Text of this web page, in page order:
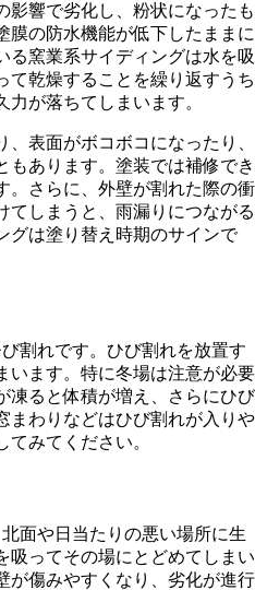
影響で劣化し、粉状になったも
膜の防水機能が低下したままに
る窯業系サイディングは水を吸
て乾燥することを繰り返すうち
が落ちてしまいます。
表面がボコボコになったり、
もあります。塗装では補修でき
。さらに、外壁が割れた際の衝
てしまうと、雨漏りにつながる
グは塗り替え時期のサインで
割れです。ひび割れを放置す
います。特に冬場は注意が必要
凍ると体積が増え、さらにひび
まわりなどはひび割れが入りや
みてください。
面や日当たりの悪い場所に生
吸ってその場にとどめてしまい
が傷みやすくなり、劣化が進行